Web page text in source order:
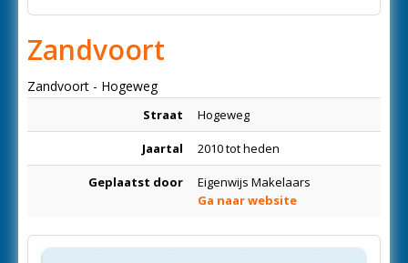
Zandvoort
Zandvoort - Hogeweg
Straat Hogeweg
Jaartal 2010 tot heden
Geplaatst door
Eigenwijs Makelaars
Ga naar website